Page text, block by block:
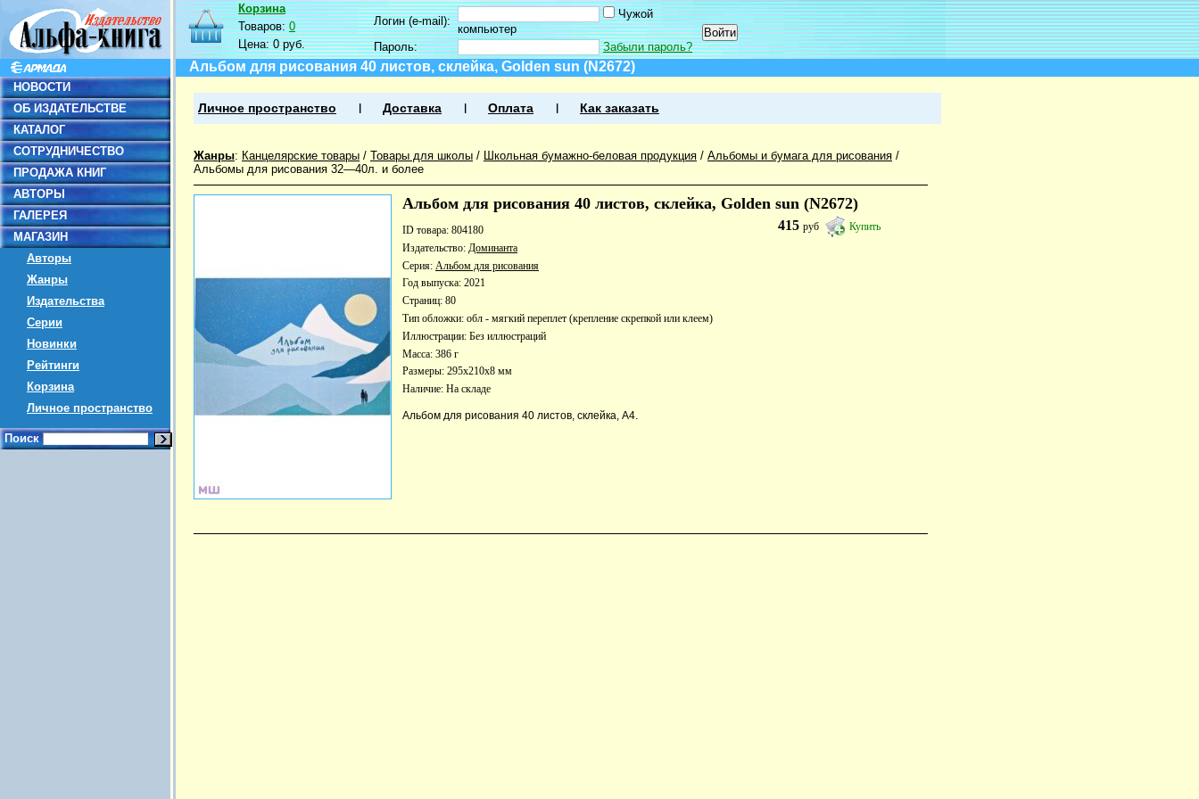
НОВОСТИ
ОБ ИЗДАТЕЛЬСТВЕ
КАТАЛОГ
СОТРУДНИЧЕСТВО
ПРОДАЖА КНИГ
АВТОРЫ
ГАЛЕРЕЯ
МАГАЗИН
Авторы
Жанры
Издательства
Серии
Новинки
Рейтинги
Корзина
Личное пространство
Поиск
Корзина
Товаров:0
Цена:0 руб.
Логин (e-mail):
Чужой
компьютер
Пароль:
Забыли пароль?
Альбом для рисования 40 листов, склейка, Golden sun (N2672)
Личное пространство Доставка Оплата Как заказать
Жанры: Канцелярские товары / Товары для школы / Школьная бумажно-беловая продукция / Альбомы и бумага для рисования /
Альбомы для рисования 32—40л. и более
Альбом для рисования 40 листов, склейка, Golden sun (N2672)
415руб Купить
ID товара: 804180
Издательство: Доминанта
Серия: Альбом для рисования
Год выпуска: 2021
Страниц: 80
Тип обложки: обл - мягкий переплет (крепление скрепкой или клеем)
Иллюстрации: Без иллюстраций
Масса: 386 г
Размеры: 295x210x8 мм
Наличие: На складе
Альбом для рисования 40 листов, склейка, А4.